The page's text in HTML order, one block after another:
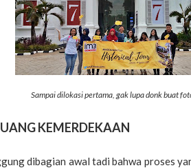
Sampai dilokasi pertama, gak lupa donk buat
KEMERDEKAAN
dibagian awal tadi bahwa proses